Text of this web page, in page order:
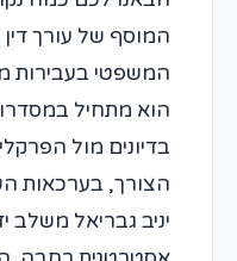
המוסף של עורך דין
המשפטי בעבירות
הוא מתחיל
בדיונים מול
הצורך, בערכאות
יניב גבריאל משלב